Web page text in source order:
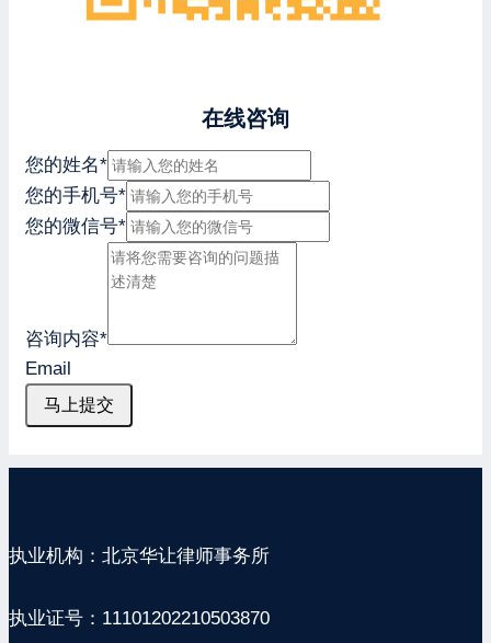
在线咨询
您的姓名*
您的手机号*
您的微信号*
咨询内容*
Email
马上提交
执业机构：北京华让律师事务所
执业证号：11101202210503870